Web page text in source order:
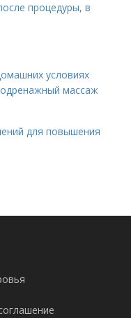
процедуры, в
условиях
массаж
для повышения